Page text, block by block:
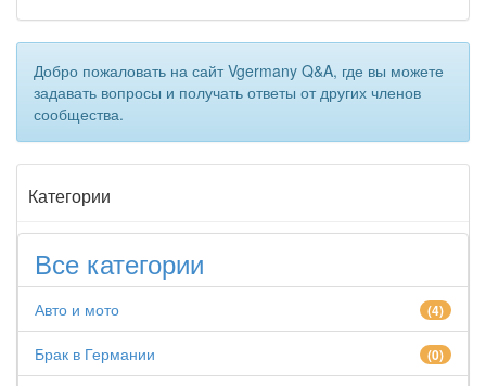
Добро пожаловать на сайт Vgermany Q&A, где вы можете
задавать вопросы и получать ответы от других членов
сообщества.
Категории
Все категории
Авто и мото (4)
Брак в Германии (0)